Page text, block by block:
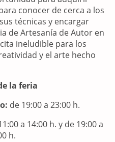
conocer de cerca a los
técnicas y encargar
de Artesanía de Autor en
ineludible para los
y el arte hecho
la feria
de 19:00 a 23:00 h.
a 14:00 h. y de 19:00 a
h.